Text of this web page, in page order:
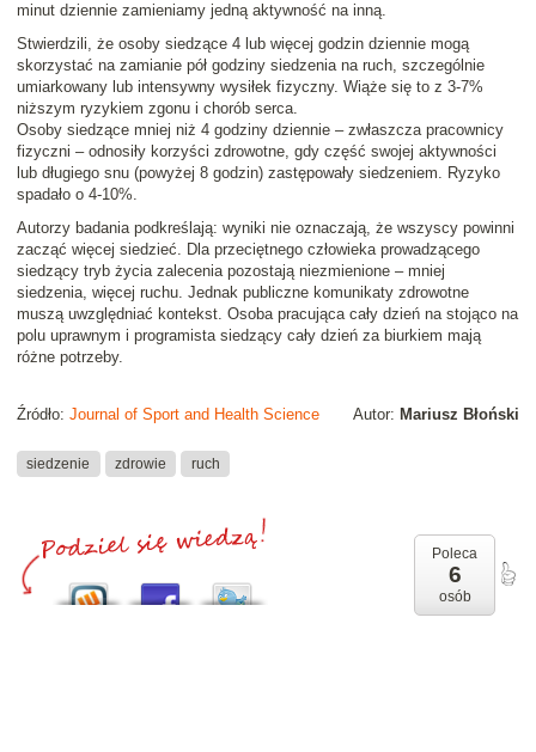
minut dziennie zamieniamy jedną aktywność na inną.
Stwierdzili, że osoby siedzące 4 lub więcej godzin dziennie mogą
skorzystać na zamianie pół godziny siedzenia na ruch, szczególnie
umiarkowany lub intensywny wysiłek fizyczny. Wiąże się to z 3-7%
niższym ryzykiem zgonu i chorób serca.
Osoby siedzące mniej niż 4 godziny dziennie – zwłaszcza pracownicy
fizyczni – odnosiły korzyści zdrowotne, gdy część swojej aktywności
lub długiego snu (powyżej 8 godzin) zastępowały siedzeniem. Ryzyko
spadało o 4-10%.
Autorzy badania podkreślają: wyniki nie oznaczają, że wszyscy powinni
zacząć więcej siedzieć. Dla przeciętnego człowieka prowadzącego
siedzący tryb życia zalecenia pozostają niezmienione – mniej
siedzenia, więcej ruchu. Jednak publiczne komunikaty zdrowotne
muszą uwzględniać kontekst. Osoba pracująca cały dzień na stojąco na
polu uprawnym i programista siedzący cały dzień za biurkiem mają
różne potrzeby.
Autor: Mariusz Błoński
Źródło: Journal of Sport and Health Science
siedzenie zdrowie ruch
Poleca
6
osób